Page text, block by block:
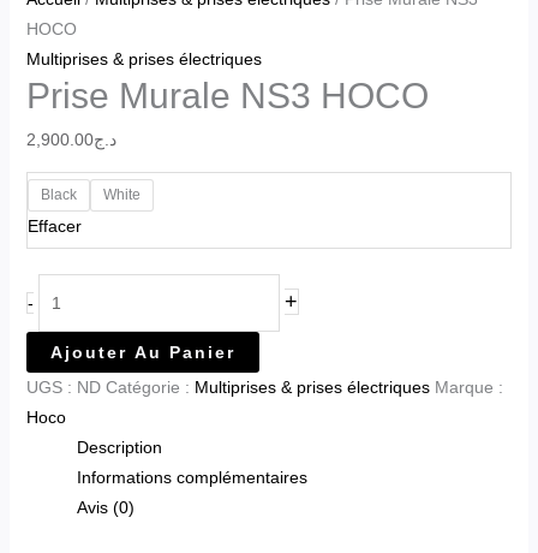
HOCO
Multiprises & prises électriques
Prise Murale NS3 HOCO
د.ج2,900.00
Black White
Effacer
- +
Ajouter Au Panier
UGS : ND Catégorie : Multiprises & prises électriques Marque :
Hoco
Description
Informations complémentaires
Avis (0)